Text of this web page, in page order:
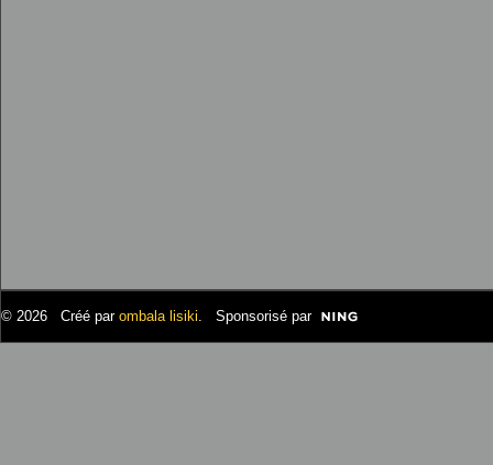
© 2026 Créé par ombala lisiki. Sponsorisé par